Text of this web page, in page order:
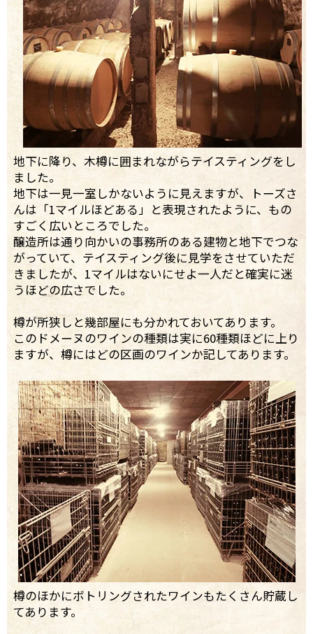
地下に降り、木樽に囲まれながらテイスティングをし
ました。
地下は一見一室しかないように見えますが、トーズさ
んは「1マイルほどある」と表現されたように、もの
すごく広いところでした。
醸造所は通り向かいの事務所のある建物と地下でつな
がっていて、テイスティング後に見学をさせていただ
きましたが、1マイルはないにせよ一人だと確実に迷
うほどの広さでした。
樽が所狭しと幾部屋にも分かれておいてあります。
このドメーヌのワインの種類は実に60種類ほどに上り
ますが、樽にはどの区画のワインか記してあります。
樽のほかにボトリングされたワインもたくさん貯蔵し
てあります。